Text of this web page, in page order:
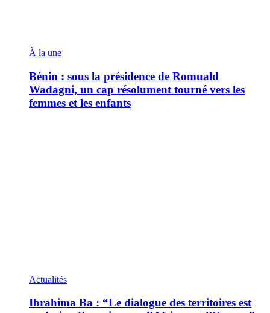
À la une
Bénin : sous la présidence de Romuald
Wadagni, un cap résolument tourné vers les
femmes et les enfants
Actualités
Ibrahima Ba : “Le dialogue des territoires est